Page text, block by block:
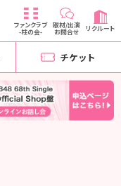
ファンクラブ
-柱の会-
取材/出演
お問合せ リクルート
チケット